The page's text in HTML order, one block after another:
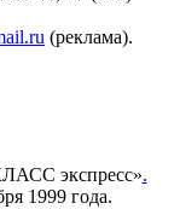
(реклама).
экспресс».
1999 года.